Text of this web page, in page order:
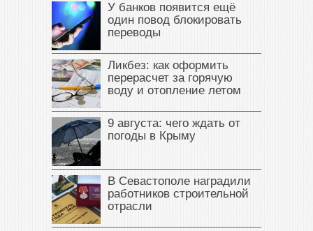
У банков появится ещё
один повод блокировать
переводы
Ликбез: как оформить
перерасчет за горячую
воду и отопление летом
9 августа: чего ждать от
погоды в Крыму
В Севастополе наградили
работников строительной
отрасли